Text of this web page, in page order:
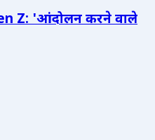
Z: 'आंदोलन करने वाले